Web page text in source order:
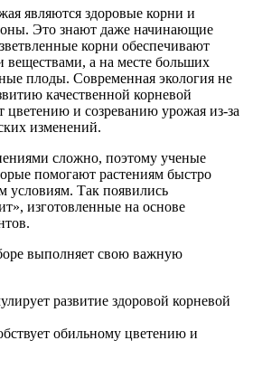
являются здоровые корни и
Это знают даже начинающие
корни обеспечивают
веществами, а на месте больших
плоды. Современная экология не
качественной корневой
цветению и созреванию урожая из-за
изменений.
сложно, поэтому ученые
помогают растениям быстро
условиям. Так появились
изготовленные на основе
выполняет свою важную
развитие здоровой корневой
обильному цветению и